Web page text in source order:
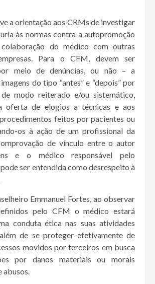
a orientação aos CRMs de investigar
às normas contra a autopromoção
do médico com outras
Para o CFM, devem ser
meio de denúncias, ou não – a
do tipo “antes” e “depois” por
modo reiterado e/ou sistemático,
oferta de elogios a técnicas e aos
feitos por pacientes ou
os à ação de um profissional da
de vínculo entre o autor
e o médico responsável pelo
ser entendida como desrespeito à
Emmanuel Fortes, ao observar
pelo CFM o médico estará
conduta ética nas suas atividades
de se proteger efetivamente de
movidos por terceiros em busca
por danos materiais ou morais
abusos.